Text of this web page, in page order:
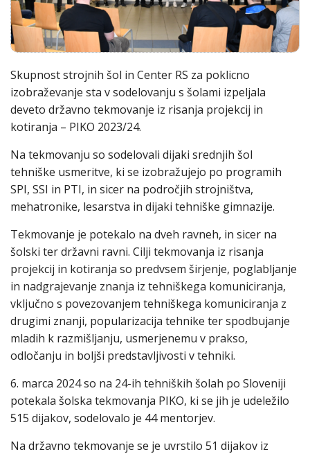
Skupnost strojnih šol in Center RS za poklicno
izobraževanje sta v sodelovanju s šolami izpeljala
deveto državno tekmovanje iz risanja projekcij in
kotiranja – PIKO 2023/24.
Na tekmovanju so sodelovali dijaki srednjih šol
tehniške usmeritve, ki se izobražujejo po programih
SPI, SSI in PTI, in sicer na področjih strojništva,
mehatronike, lesarstva in dijaki tehniške gimnazije.
Tekmovanje je potekalo na dveh ravneh, in sicer na
šolski ter državni ravni. Cilji tekmovanja iz risanja
projekcij in kotiranja so predvsem širjenje, poglabljanje
in nadgrajevanje znanja iz tehniškega komuniciranja,
vključno s povezovanjem tehniškega komuniciranja z
drugimi znanji, popularizacija tehnike ter spodbujanje
mladih k razmišljanju, usmerjenemu v prakso,
odločanju in boljši predstavljivosti v tehniki.
6. marca 2024 so na 24-ih tehniških šolah po Sloveniji
potekala šolska tekmovanja PIKO, ki se jih je udeležilo
515 dijakov, sodelovalo je 44 mentorjev.
Na državno tekmovanje se je uvrstilo 51 dijakov iz